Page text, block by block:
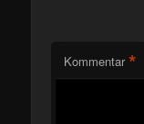
Kommentar *